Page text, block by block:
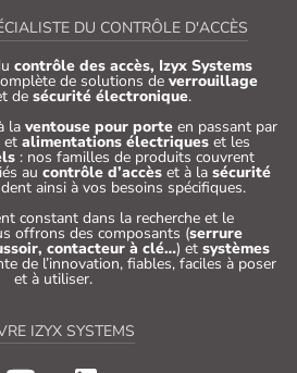
DU CONTRÔLE D'ACCÈS
contrôle des accès, Izyx Systems
de solutions de verrouillage
de sécurité électronique.
la ventouse pour porteen passant par
et alimentations électriqueset les
: nos familles de produits couvrent
au contrôle d’accès et à la sécurité
ainsi à vos besoins spécifiques.
constant dans la recherche et le
offrons des composants (serrure
contacteur à clé…) et systèmes
de l’innovation, fiables, faciles à poser
et à utiliser.
IZYX SYSTEMS